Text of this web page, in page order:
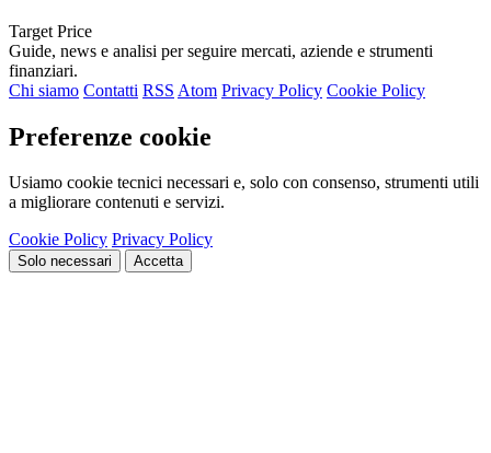
Target Price
Guide, news e analisi per seguire mercati, aziende e strumenti
finanziari.
Chi siamo Contatti RSS Atom Privacy Policy Cookie Policy
Preferenze cookie
Usiamo cookie tecnici necessari e, solo con consenso, strumenti utili
a migliorare contenuti e servizi.
Cookie Policy Privacy Policy
Solo necessari Accetta